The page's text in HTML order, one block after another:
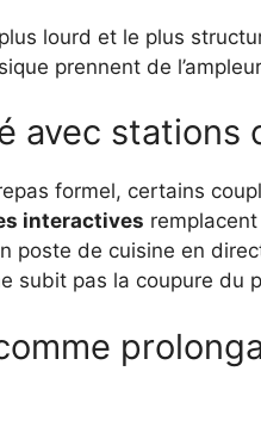
lourd et le plus
prennent de
avec stations
formel, certains
interactives
poste de cuisine en
subit pas la coupure du